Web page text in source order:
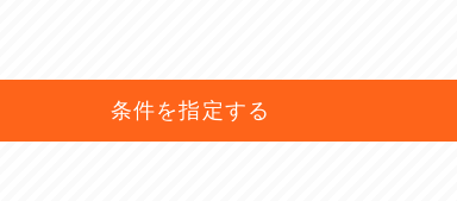
条件を指定する